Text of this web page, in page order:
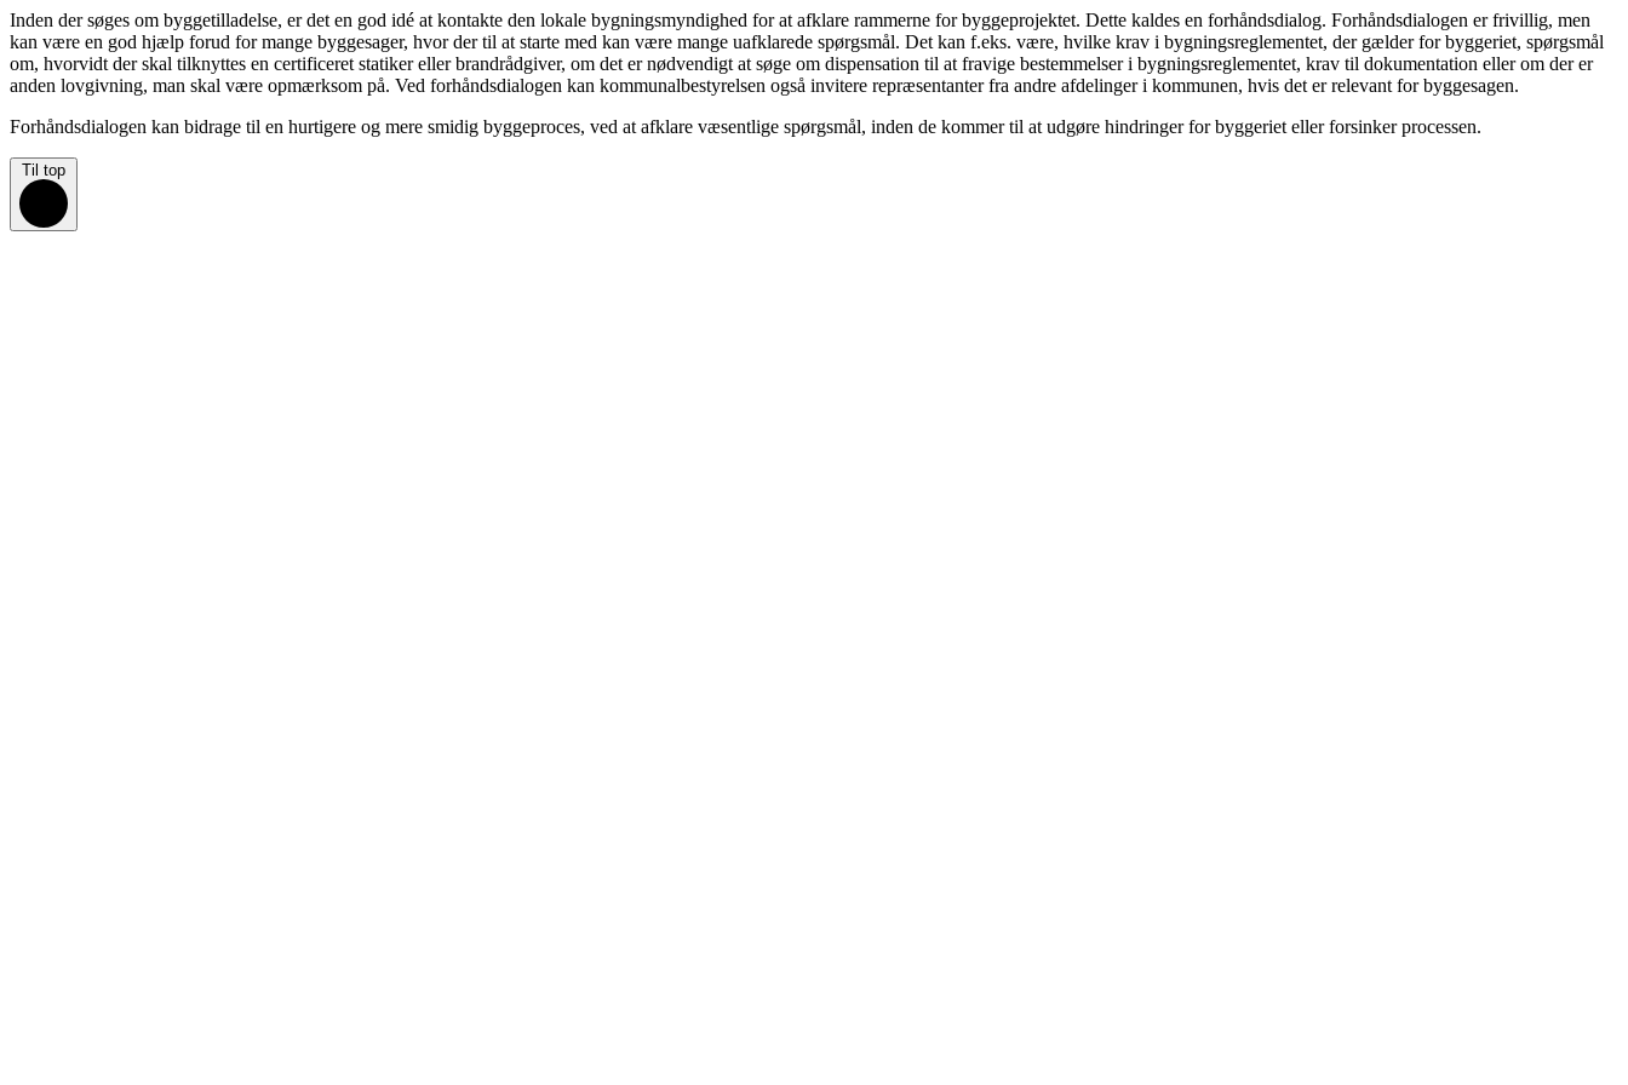
Inden der søges om byggetilladelse, er det en god idé at kontakte den lokale bygningsmyndighed for at afklare rammerne for byggeprojektet. Dette kaldes en forhåndsdialog. Forhåndsdialogen er frivillig, men
kan være en god hjælp forud for mange byggesager, hvor der til at starte med kan være mange uafklarede spørgsmål. Det kan f.eks. være, hvilke krav i bygningsreglementet, der gælder for byggeriet, spørgsmål
om, hvorvidt der skal tilknyttes en certificeret statiker eller brandrådgiver, om det er nødvendigt at søge om dispensation til at fravige bestemmelser i bygningsreglementet, krav til dokumentation eller om der er
anden lovgivning, man skal være opmærksom på. Ved forhåndsdialogen kan kommunalbestyrelsen også invitere repræsentanter fra andre afdelinger i kommunen, hvis det er relevant for byggesagen.
Forhåndsdialogen kan bidrage til en hurtigere og mere smidig byggeproces, ved at afklare væsentlige spørgsmål, inden de kommer til at udgøre hindringer for byggeriet eller forsinker processen.
Til top